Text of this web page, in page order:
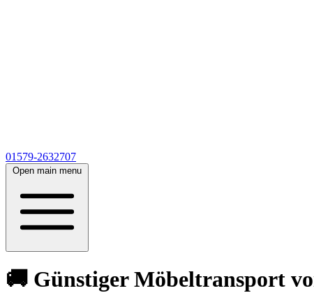
01579-2632707
Open main menu
🚚 Günstiger Möbeltransport